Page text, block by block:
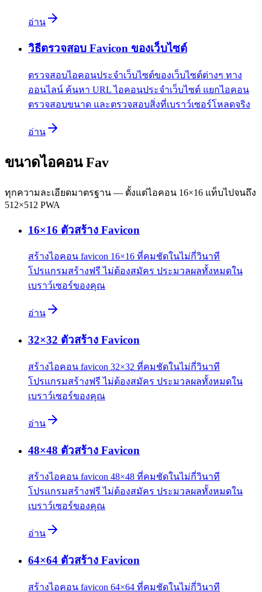
อ่าน
วิธีตรวจสอบ Favicon ของเว็บไซต์
ตรวจสอบไอคอนประจำเว็บไซต์ของเว็บไซต์ต่างๆ ทาง
ออนไลน์ ค้นหา URL ไอคอนประจำเว็บไซต์ แยกไอคอน
ตรวจสอบขนาด และตรวจสอบสิ่งที่เบราว์เซอร์โหลดจริง
อ่าน
ขนาดไอคอน Fav
ทุกความละเอียดมาตรฐาน — ตั้งแต่ไอคอน 16×16 แท็บไปจนถึง
512×512 PWA
16×16 ตัวสร้าง Favicon
สร้างไอคอน favicon 16×16 ที่คมชัดในไม่กี่วินาที
โปรแกรมสร้างฟรี ไม่ต้องสมัคร ประมวลผลทั้งหมดใน
เบราว์เซอร์ของคุณ
อ่าน
32×32 ตัวสร้าง Favicon
สร้างไอคอน favicon 32×32 ที่คมชัดในไม่กี่วินาที
โปรแกรมสร้างฟรี ไม่ต้องสมัคร ประมวลผลทั้งหมดใน
เบราว์เซอร์ของคุณ
อ่าน
48×48 ตัวสร้าง Favicon
สร้างไอคอน favicon 48×48 ที่คมชัดในไม่กี่วินาที
โปรแกรมสร้างฟรี ไม่ต้องสมัคร ประมวลผลทั้งหมดใน
เบราว์เซอร์ของคุณ
อ่าน
64×64 ตัวสร้าง Favicon
สร้างไอคอน favicon 64×64 ที่คมชัดในไม่กี่วินาที